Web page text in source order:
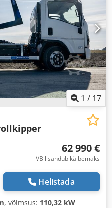
1 / 17
62 990 €
VB lisandub käibemaks
Helistada
, võimsus: 110,32 kW